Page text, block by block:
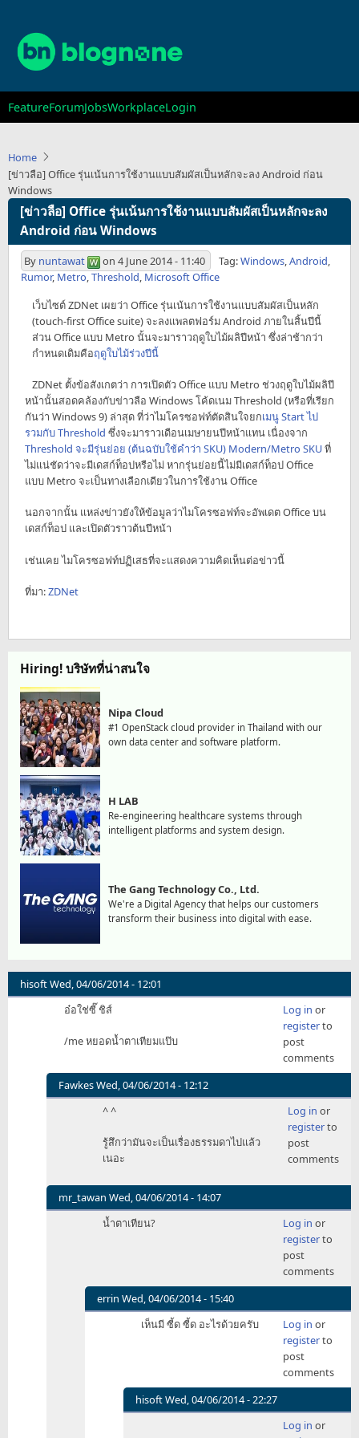
main
content
Main
navigation
FeatureForumJobsWorkplaceLogin
Home
[ข่าวลือ] Office รุ่นเน้นการใช้งานแบบสัมผัสเป็นหลักจะลง Android ก่อน
Windows
[ข่าวลือ] Office รุ่นเน้นการใช้งานแบบสัมผัสเป็นหลักจะลง
Android ก่อน Windows
By nuntawat on 4 June 2014 - 11:40 Tag:Windows,Android,
Rumor, Metro,Threshold, Microsoft Office
เว็บไซต์ ZDNet เผยว่า Office รุ่นเน้นการใช้งานแบบสัมผัสเป็นหลัก
(touch-first Office suite) จะลงแพลตฟอร์ม Android ภายในสิ้นปีนี้
ส่วน Office แบบ Metro นั้นจะมาราวฤดูใบไม้ผลิปีหน้า ซึ่งล่าช้ากว่า
กำหนดเดิมคือฤดูใบไม้ร่วงปีนี้
ZDNet ตั้งข้อสังเกตว่า การเปิดตัว Office แบบ Metro ช่วงฤดูใบไม้ผลิปี
หน้านั้นสอดคล้องกับข่าวลือ Windows โค้ดเนม Threshold (หรือที่เรียก
กันว่า Windows 9) ล่าสุด ที่ว่าไมโครซอฟท์ตัดสินใจยกเมนู Startไป
รวมกับ Threshold ซึ่งจะมาราวเดือนเมษายนปีหน้าแทน เนื่องจาก
Threshold จะมีรุ่นย่อย (ต้นฉบับใช้คำว่า SKU) Modern/Metro SKUที่
ไม่แน่ชัดว่าจะมีเดสก์ท็อปหรือไม่ หากรุ่นย่อยนี้ไม่มีเดสก์ท็อป Office
แบบ Metro จะเป็นทางเลือกเดียวในการใช้งาน Office
นอกจากนั้น แหล่งข่าวยังให้ข้อมูลว่าไมโครซอฟท์จะอัพเดต Office บน
เดสก์ท็อป และเปิดตัวราวต้นปีหน้า
เช่นเคย ไมโครซอฟท์ปฏิเสธที่จะแสดงความคิดเห็นต่อข่าวนี้
ที่มา:ZDNet
Hiring! บริษัทที่น่าสนใจ
Nipa Cloud
#1 OpenStack cloud provider in Thailand with our
own data center and software platform.
H LAB
Re-engineering healthcare systems through
intelligent platforms and system design.
The Gang Technology Co., Ltd.
We're a Digital Agency that helps our customers
transform their business into digital with ease.
hisoftWed, 04/06/2014 - 12:01
อ๋อใช่ซี๊ ชิส์
/me หยอดน้ำตาเทียมแป๊บ
Log in or
registerto
post
comments
FawkesWed, 04/06/2014 - 12:12
In
ชิส์
/me
^ ^
รู้สึกว่ามันจะเป็นเรื่องธรรมดาไปแล้ว
เนอะ
Log in or
registerto
post
comments
mr_tawan Wed, 04/06/2014 - 14:07
In
น้ำตาเทียน? Log in or
registerto
post
comments
errin Wed, 04/06/2014 - 15:40
In
mr_tawan
เห็นมี ซี้ด ซี้ด อะไรด้วยครับ Log in or
registerto
post
comments
hisoftWed, 04/06/2014 - 22:27
In
Log in or